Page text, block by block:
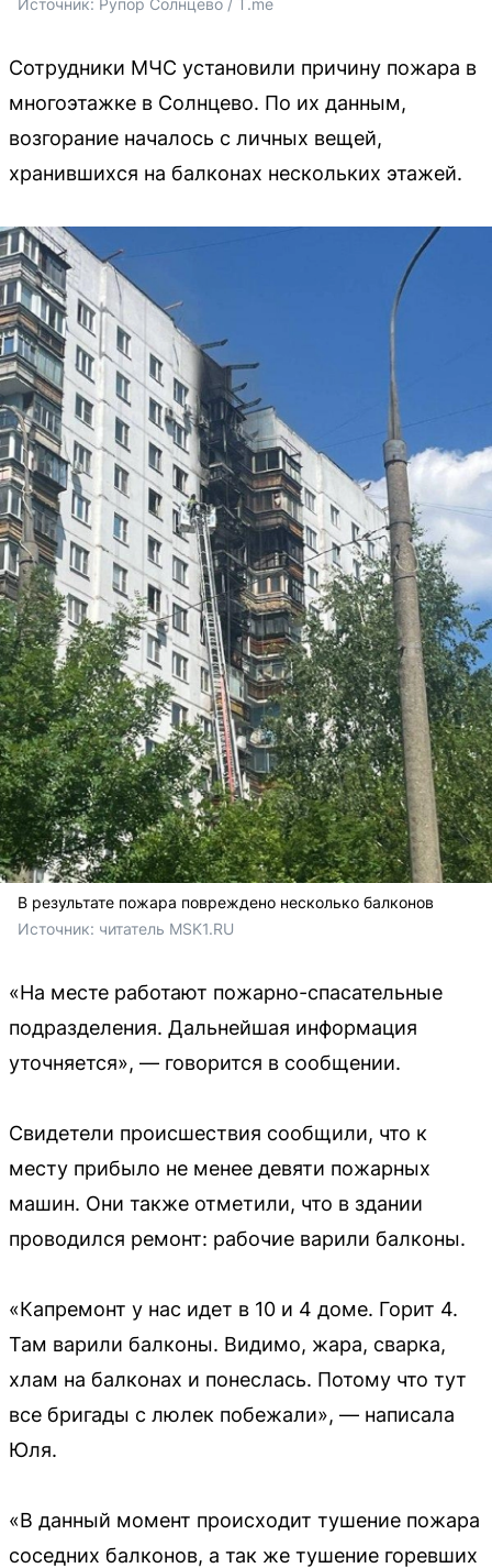
Сотрудники МЧС установили причину пожара в
многоэтажке в Солнцево. По их данным,
возгорание началось с личных вещей,
хранившихся на балконах нескольких этажей.
В результате пожара повреждено несколько балконов
Источник: читатель MSK1.RU
«На месте работают пожарно-спасательные
подразделения. Дальнейшая информация
уточняется», — говорится в сообщении.
Свидетели происшествия сообщили, что к
месту прибыло не менее девяти пожарных
машин. Они также отметили, что в здании
проводился ремонт: рабочие варили балконы.
«Капремонт у нас идет в 10 и 4 доме. Горит 4.
Там варили балконы. Видимо, жара, сварка,
хлам на балконах и понеслась. Потому что тут
все бригады с люлек побежали», — написала
Юля.
«В данный момент происходит тушение пожара
соседних балконов, а так же тушение горевших